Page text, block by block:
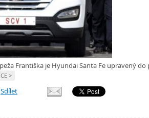
Františka je Hyundai Santa Fe upravený
>
Sdílet